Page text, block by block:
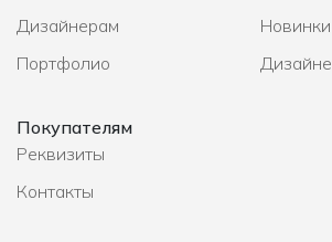
Дизайнерам
Портфолио
Новинки
Покупателям
Реквизиты
Контакты